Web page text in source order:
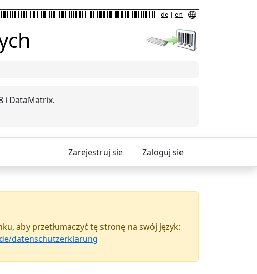
de | en
i DataMatrix.
Zarejestruj sie Zaloguj sie
aby przetłumaczyć tę stronę na swój język:
datenschutzerklarung